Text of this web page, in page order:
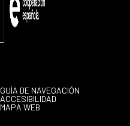
GUÍA DE NAVEGACIÓN
ACCESIBILIDAD
MAPA WEB